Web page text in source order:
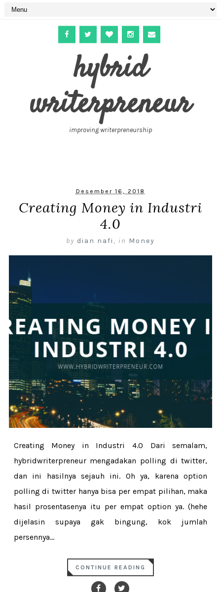
hybrid
writerpreneur
improving writerpreneurship
Desember 16, 2018
Creating Money in Industri
4.0
by dian nafi , in Money
Creating Money in Industri 4.0 Dari semalam,
hybridwriterpreneur mengadakan polling di twitter,
dan ini hasilnya sejauh ini. Oh ya, karena option
polling di twitter hanya bisa per empat pilihan, maka
hasil prosentasenya itu per empat option ya. (hehe
dijelasin supaya gak bingung, kok jumlah
persennya...
CONTINUE READING